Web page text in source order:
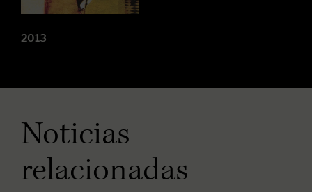
2013
Noticias
relacionadas